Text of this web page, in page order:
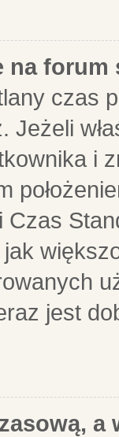
na forum
czas
Jeżeli
i
jest